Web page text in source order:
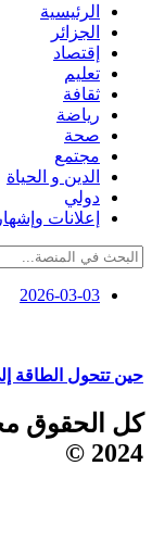
الرئيسية
الجزائر
إقتصاد
تعليم
ثقافة
رياضة
صحة
مجتمع
الدين و الحياة
دولي
إعلانات وإشهار
2026-03-03
حين تتحول الطاقة
كل الحقوق
2024 ©